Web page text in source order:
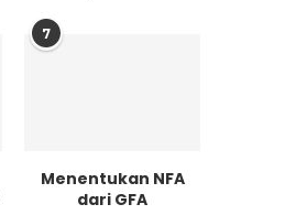
7
Menentukan NFA
dari GFA